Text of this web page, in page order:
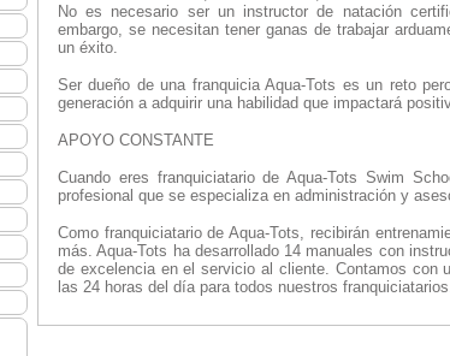
No es necesario ser un instructor de natación
embargo, se necesitan tener ganas de trabajar
un éxito.
Ser dueño de una franquicia Aqua-Tots es un reto
generación a adquirir una habilidad que impactará
APOYO CONSTANTE
Cuando eres franquiciatario de Aqua-Tots Swim
profesional que se especializa en administración y
Como franquiciatario de Aqua-Tots, recibirán
más. Aqua-Tots ha desarrollado 14 manuales con
de excelencia en el servicio al cliente. Contamos con
las 24 horas del día para todos nuestros